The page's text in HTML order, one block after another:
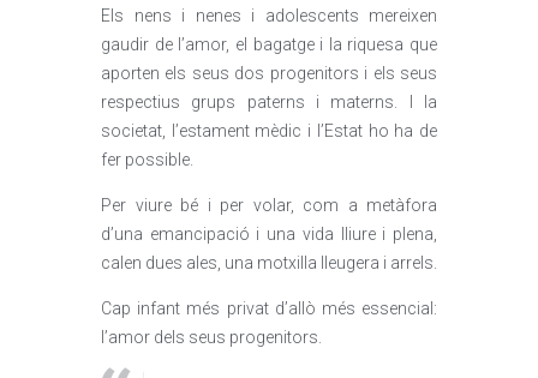
Els nens i nenes i adolescents mereixen
gaudir de l’amor, el bagatge i la riquesa que
aporten els seus dos progenitors i els seus
respectius grups paterns i materns. I la
societat, l’estament mèdic i l’Estat ho ha de
fer possible.
Per viure bé i per volar, com a metàfora
d’una emancipació i una vida lliure i plena,
calen dues ales, una motxilla lleugera i arrels.
Cap infant més privat d’allò més essencial:
l’amor dels seus progenitors.